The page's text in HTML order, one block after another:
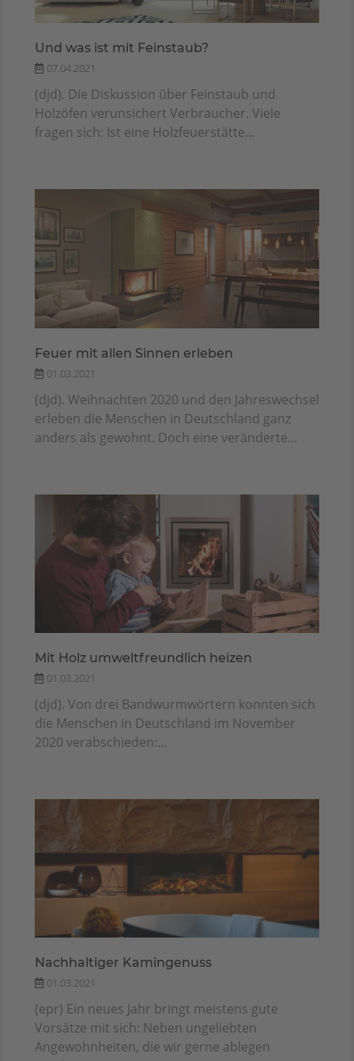
Und was ist mit Feinstaub?
07.04.2021
(djd). Die Diskussion über Feinstaub und
Holzöfen verunsichert Verbraucher. Viele
fragen sich: Ist eine Holzfeuerstätte...
Feuer mit allen Sinnen erleben
01.03.2021
(djd). Weihnachten 2020 und den Jahreswechsel
erleben die Menschen in Deutschland ganz
anders als gewohnt. Doch eine veränderte...
Mit Holz umweltfreundlich heizen
01.03.2021
(djd). Von drei Bandwurmwörtern konnten sich
die Menschen in Deutschland im November
2020 verabschieden:...
Nachhaltiger Kamingenuss
01.03.2021
(epr) Ein neues Jahr bringt meistens gute
Vorsätze mit sich: Neben ungeliebten
Angewohnheiten, die wir gerne ablegen